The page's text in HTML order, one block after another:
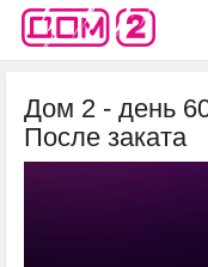
Дом 2 - день
После заката